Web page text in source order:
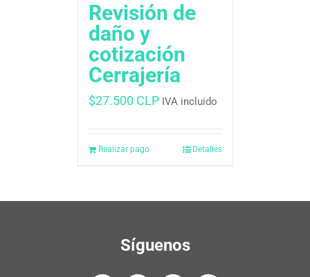
Revisión de
daño y
cotización
Cerrajería
$27.500 CLP IVA incluido
Realizar pago Detalles
Síguenos